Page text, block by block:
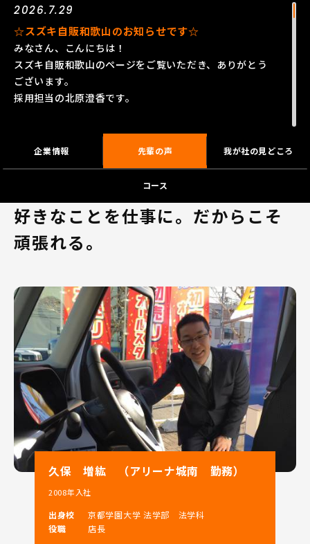
2026.7.29
☆スズキ自販和歌山のお知らせです☆
みなさん、こんにちは！
スズキ自販和歌山のページをご覧いただき、ありがとう
ございます。
採用担当の北原澄香です。
スズキの得意とする小さな車づくりで、軽自動車・コン
パクトカーを中心にアジア、インド、ヨーロッパなど、
これまで活躍の幅を広げてきたスズキグループは、2020
ーです！
当社は和歌山県内での軽自動車販売台数ナンバー1という
ご相談下さい！
「住み慣れた土地で長く働きたい」、「新しい土地で自
分の力を試してみたい」という方にピッタリの会社で
す。
当社での営業の仕事は、
「人と関わることが好き」、「人が喜んでくれることを
嬉しいと感じる」という方なら、きっとご活躍いただけ
ます!!!
当社の大きな特徴を2つご紹介いたします！
1．スズキ(株)100％出資の直営ディーラー！
和歌山県のスズキ総代理店として県下9店舗を展開。
企業情報 先輩の声 我が社の見どころ
コース
好きなことを仕事に。だからこそ
頑張れる。
久保 増紘 （アリーナ城南 勤務）
2008年入社
出身校
京都学園大学 法学部 法学科
役職
店長